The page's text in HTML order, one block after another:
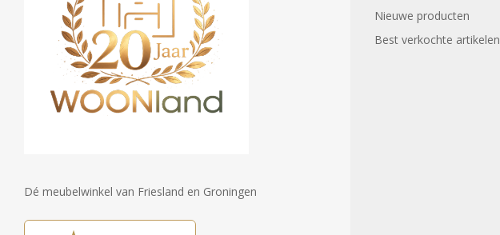
Dé meubelwinkel van Friesland en Groningen
Nieuwe producten
Best verkochte artikelen